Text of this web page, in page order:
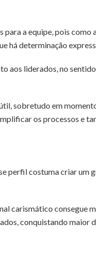
a equipe, pois como
há determinação
aos liderados, no
sobretudo em
os processos e
perfil costuma criar um
carismático consegue
conquistando maior